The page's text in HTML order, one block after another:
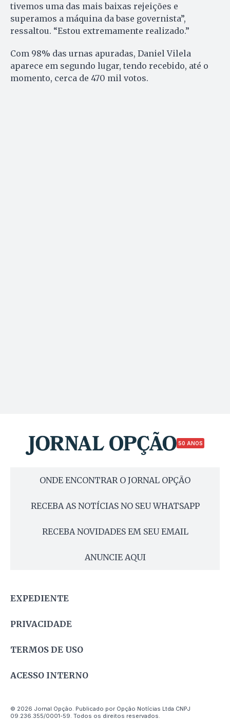
tivemos uma das mais baixas rejeições e
superamos a máquina da base governista”,
ressaltou. “Estou extremamente realizado.”
Com 98% das urnas apuradas, Daniel Vilela
aparece em segundo lugar, tendo recebido, até o
momento, cerca de 470 mil votos.
50 ANOS
ONDE ENCONTRAR O JORNAL OPÇÃO
RECEBA AS NOTÍCIAS NO SEU WHATSAPP
RECEBA NOVIDADES EM SEU EMAIL
ANUNCIE AQUI
EXPEDIENTE
PRIVACIDADE
TERMOS DE USO
ACESSO INTERNO
© 2026 Jornal Opção. Publicado por Opção Notícias Ltda CNPJ
09.236.355/0001-59. Todos os direitos reservados.